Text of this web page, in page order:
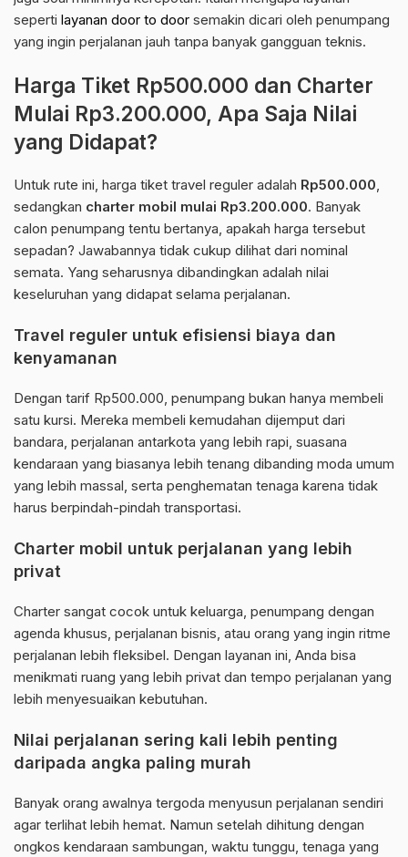
seperti layanan door to door semakin dicari oleh penumpang
yang ingin perjalanan jauh tanpa banyak gangguan teknis.
Harga Tiket Rp500.000 dan Charter
Mulai Rp3.200.000, Apa Saja Nilai
yang Didapat?
Untuk rute ini, harga tiket travel reguler adalah Rp500.000,
sedangkan charter mobil mulai Rp3.200.000. Banyak
calon penumpang tentu bertanya, apakah harga tersebut
sepadan? Jawabannya tidak cukup dilihat dari nominal
semata. Yang seharusnya dibandingkan adalah nilai
keseluruhan yang didapat selama perjalanan.
Travel reguler untuk efisiensi biaya dan
kenyamanan
Dengan tarif Rp500.000, penumpang bukan hanya membeli
satu kursi. Mereka membeli kemudahan dijemput dari
bandara, perjalanan antarkota yang lebih rapi, suasana
kendaraan yang biasanya lebih tenang dibanding moda umum
yang lebih massal, serta penghematan tenaga karena tidak
harus berpindah-pindah transportasi.
Charter mobil untuk perjalanan yang lebih
privat
Charter sangat cocok untuk keluarga, penumpang dengan
agenda khusus, perjalanan bisnis, atau orang yang ingin ritme
perjalanan lebih fleksibel. Dengan layanan ini, Anda bisa
menikmati ruang yang lebih privat dan tempo perjalanan yang
lebih menyesuaikan kebutuhan.
Nilai perjalanan sering kali lebih penting
daripada angka paling murah
Banyak orang awalnya tergoda menyusun perjalanan sendiri
agar terlihat lebih hemat. Namun setelah dihitung dengan
ongkos kendaraan sambungan, waktu tunggu, tenaga yang